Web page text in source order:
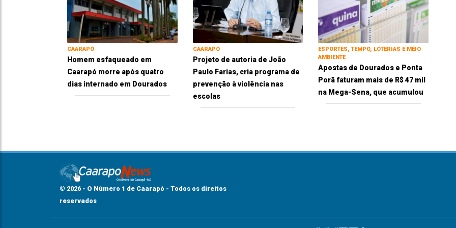
CAARAPÓ
Homem esfaqueado em
Caarapó morre após quatro
dias internado em Dourados
CAARAPÓ
Projeto de autoria de João
Paulo Farias, cria programa de
prevenção à violência nas
escolas
ESPORTES, TEMPO, LOTERIAS E MEIO
AMBIENTE
Apostas de Dourados e Ponta
Porã faturam mais de R$ 47 mil
na Mega-Sena, que acumulou
© 2026 - O Número 1 de Caarapó - Todos os direitos
reservados